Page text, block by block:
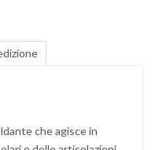
che agisce in